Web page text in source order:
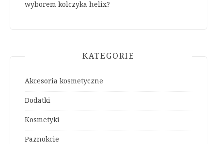
wyborem kolczyka helix?
KATEGORIE
Akcesoria kosmetyczne
Dodatki
Kosmetyki
Paznokcie